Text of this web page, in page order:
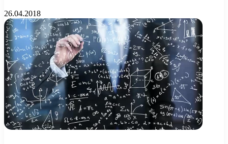
26.04.2018